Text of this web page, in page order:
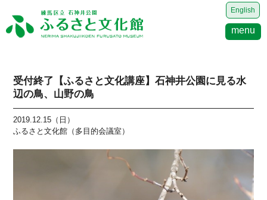
English
menu
受付終了【ふるさと文化講座】石神井公園に見る水
辺の鳥、山野の鳥
2019.12.15（日）
ふるさと文化館（多目的会議室）